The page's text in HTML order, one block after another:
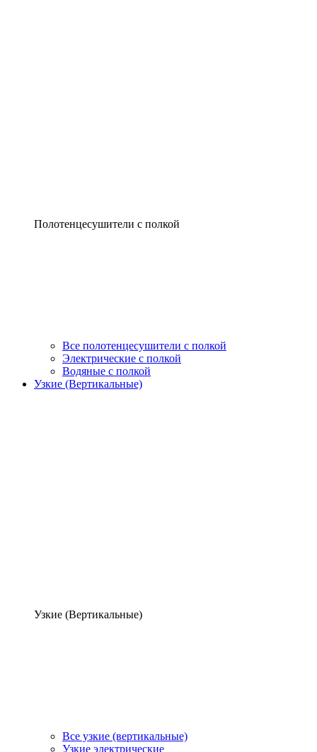
Полотенцесушители с полкой
Все полотенцесушители с полкой
Электрические с полкой
Водяные с полкой
Узкие (Вертикальные)
Узкие (Вертикальные)
Все узкие (вертикальные)
Узкие электрические